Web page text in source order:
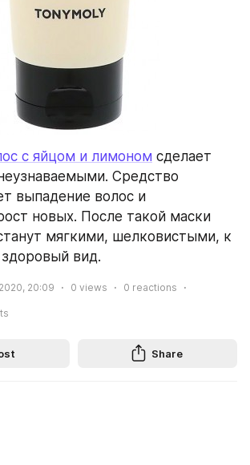
с яйцом и лимоном сделает
Средство
выпадение волос и
новых. После такой маски
мягкими, шелковистыми, к
вид.
20:09 0 views 0 reactions
Share